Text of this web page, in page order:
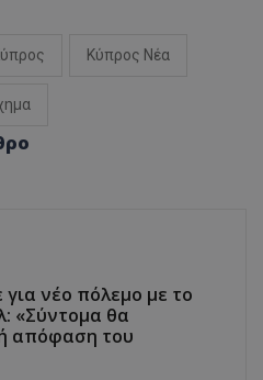
Κύπρος Νέα
νέο πόλεμο με το
«Σύντομα θα
απόφαση του